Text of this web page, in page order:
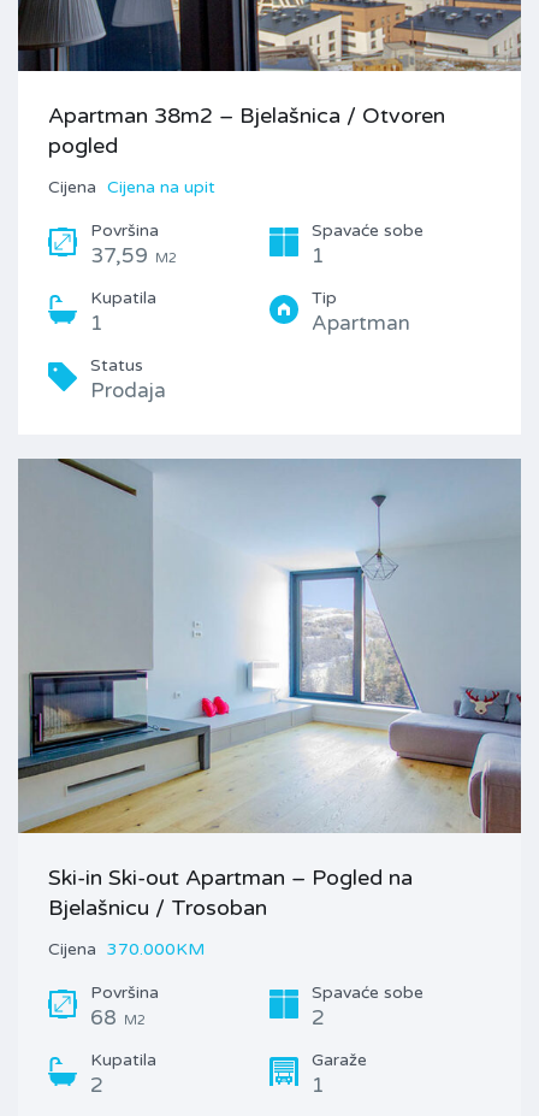
Apartman 38m2 – Bjelašnica / Otvoren
pogled
Cijena Cijena na upit
Površina
37,59 M2
Spavaće sobe
1
Kupatila
1
Tip
Apartman
Status
Prodaja
Ski-in Ski-out Apartman – Pogled na
Bjelašnicu / Trosoban
Cijena 370.000KM
Površina
68 M2
Spavaće sobe
2
Kupatila
2
Garaže
1